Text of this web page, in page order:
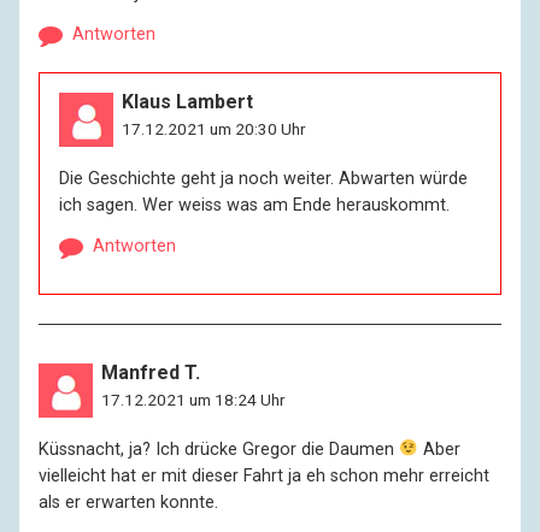
Antworten
Klaus Lambert
17.12.2021 um 20:30 Uhr
Die Geschichte geht ja noch weiter. Abwarten würde
ich sagen. Wer weiss was am Ende herauskommt.
Antworten
Manfred T.
17.12.2021 um 18:24 Uhr
Küssnacht, ja? Ich drücke Gregor die Daumen
Aber
vielleicht hat er mit dieser Fahrt ja eh schon mehr erreicht
als er erwarten konnte.